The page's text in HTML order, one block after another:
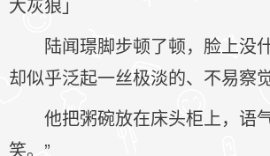
陆闻璟脚步顿了顿，脸上没
却似乎泛起一丝极淡的、不易察
他把粥碗放在床头柜上，语
笑。”